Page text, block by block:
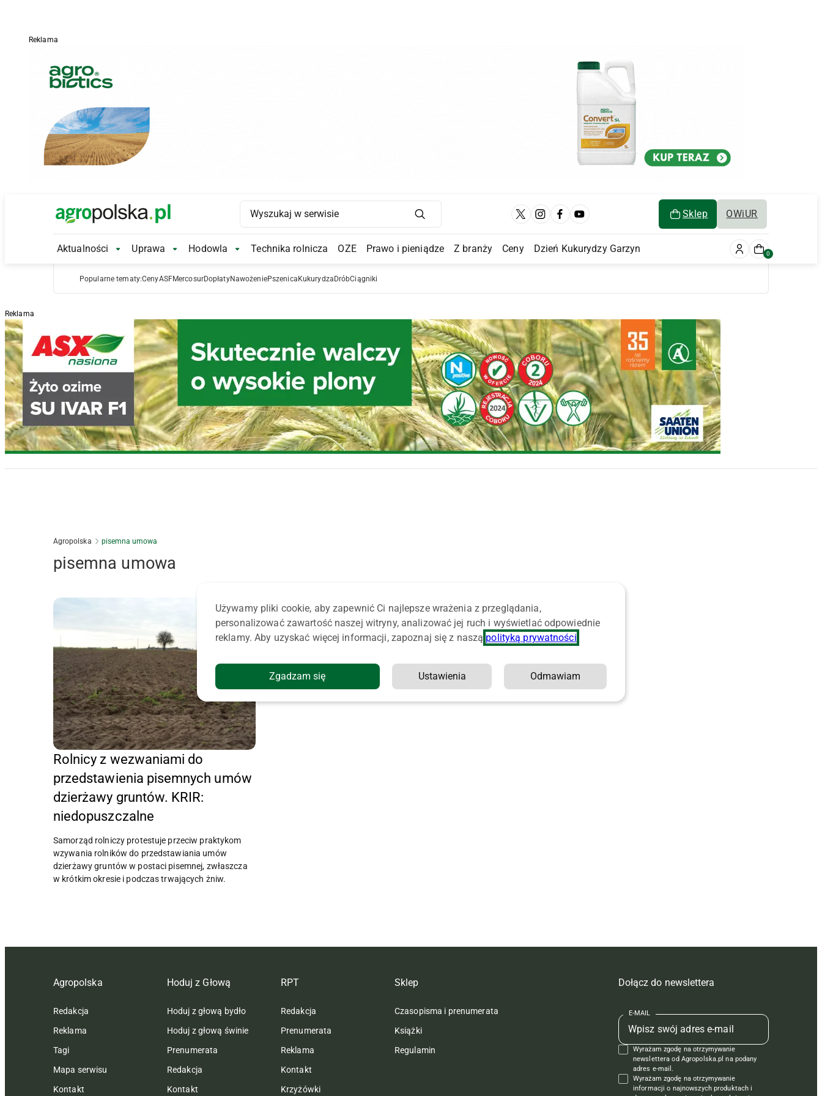
Reklama
Main Logo Sklep OWiUR
Main Navigation
Aktualności Aktualności Submenu
Uprawa Uprawa Submenu
Hodowla Hodowla Submenu
Technika rolnicza OZE Prawo i pieniądze Z branży Ceny Dzień Kukurydzy Garzyn 0
Popularne tematy:CenyASFMercosurDopłatyNawożeniePszenica Kukurydza DróbCiągniki
Reklama
Agropolska pisemna umowa
pisemna umowa
Rolnicy z wezwaniami do
przedstawienia pisemnych umów
dzierżawy gruntów. KRIR:
niedopuszczalne
Samorząd rolniczy protestuje przeciw praktykom
wzywania rolników do przedstawiania umów
dzierżawy gruntów w postaci pisemnej, zwłaszcza
w krótkim okresie i podczas trwających żniw.
Agropolska
Redakcja
Reklama
Tagi
Mapa serwisu
Kontakt
Hoduj z Głową
Hoduj z głową bydło
Hoduj z głową świnie
Prenumerata
Redakcja
Kontakt
RPT
Redakcja
Prenumerata
Reklama
Kontakt
Krzyżówki
Sklep
Czasopisma i prenumerata
Książki
Regulamin
Dołącz do newslettera
E-MAIL
Wyrażam zgodę na otrzymywanie
newslettera od Agropolska.pl na podany
adres e-mail.
Wyrażam zgodę na otrzymywanie
informacji o najnowszych produktach i
Używamy pliki cookie, aby zapewnić Ci najlepsze wrażenia z przeglądania,
personalizować zawartość naszej witryny, analizować jej ruch i wyświetlać odpowiednie
reklamy. Aby uzyskać więcej informacji, zapoznaj się z naszą polityką prywatności
Zgadzam się Ustawienia Odmawiam